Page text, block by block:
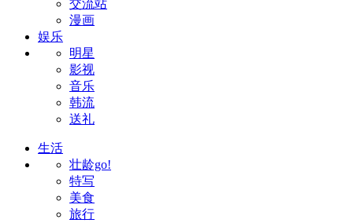
交流站
漫画
娱乐
明星
影视
音乐
韩流
送礼
生活
壮龄go!
特写
美食
旅行